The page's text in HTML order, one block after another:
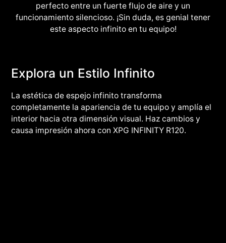
perfecto entre un fuerte flujo de aire y un
funcionamiento silencioso. ¡Sin duda, es genial tener
este aspecto infinito en tu equipo!
Explora un Estilo Infinito
La estética de espejo infinito transforma
completamente la apariencia de tu equipo y amplía el
interior hacia otra dimensión visual. Haz cambios y
causa impresión ahora con XPG INFINITY R120.